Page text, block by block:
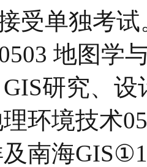
受单独考
地图学
研究、
环境技术
及南海